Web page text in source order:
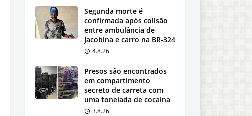
Segunda morte é
confirmada após colisão
entre ambulância de
Jacobina e carro na BR-324
4.8.26
Presos são encontrados
em compartimento
secreto de carreta com
uma tonelada de cocaína
3.8.26